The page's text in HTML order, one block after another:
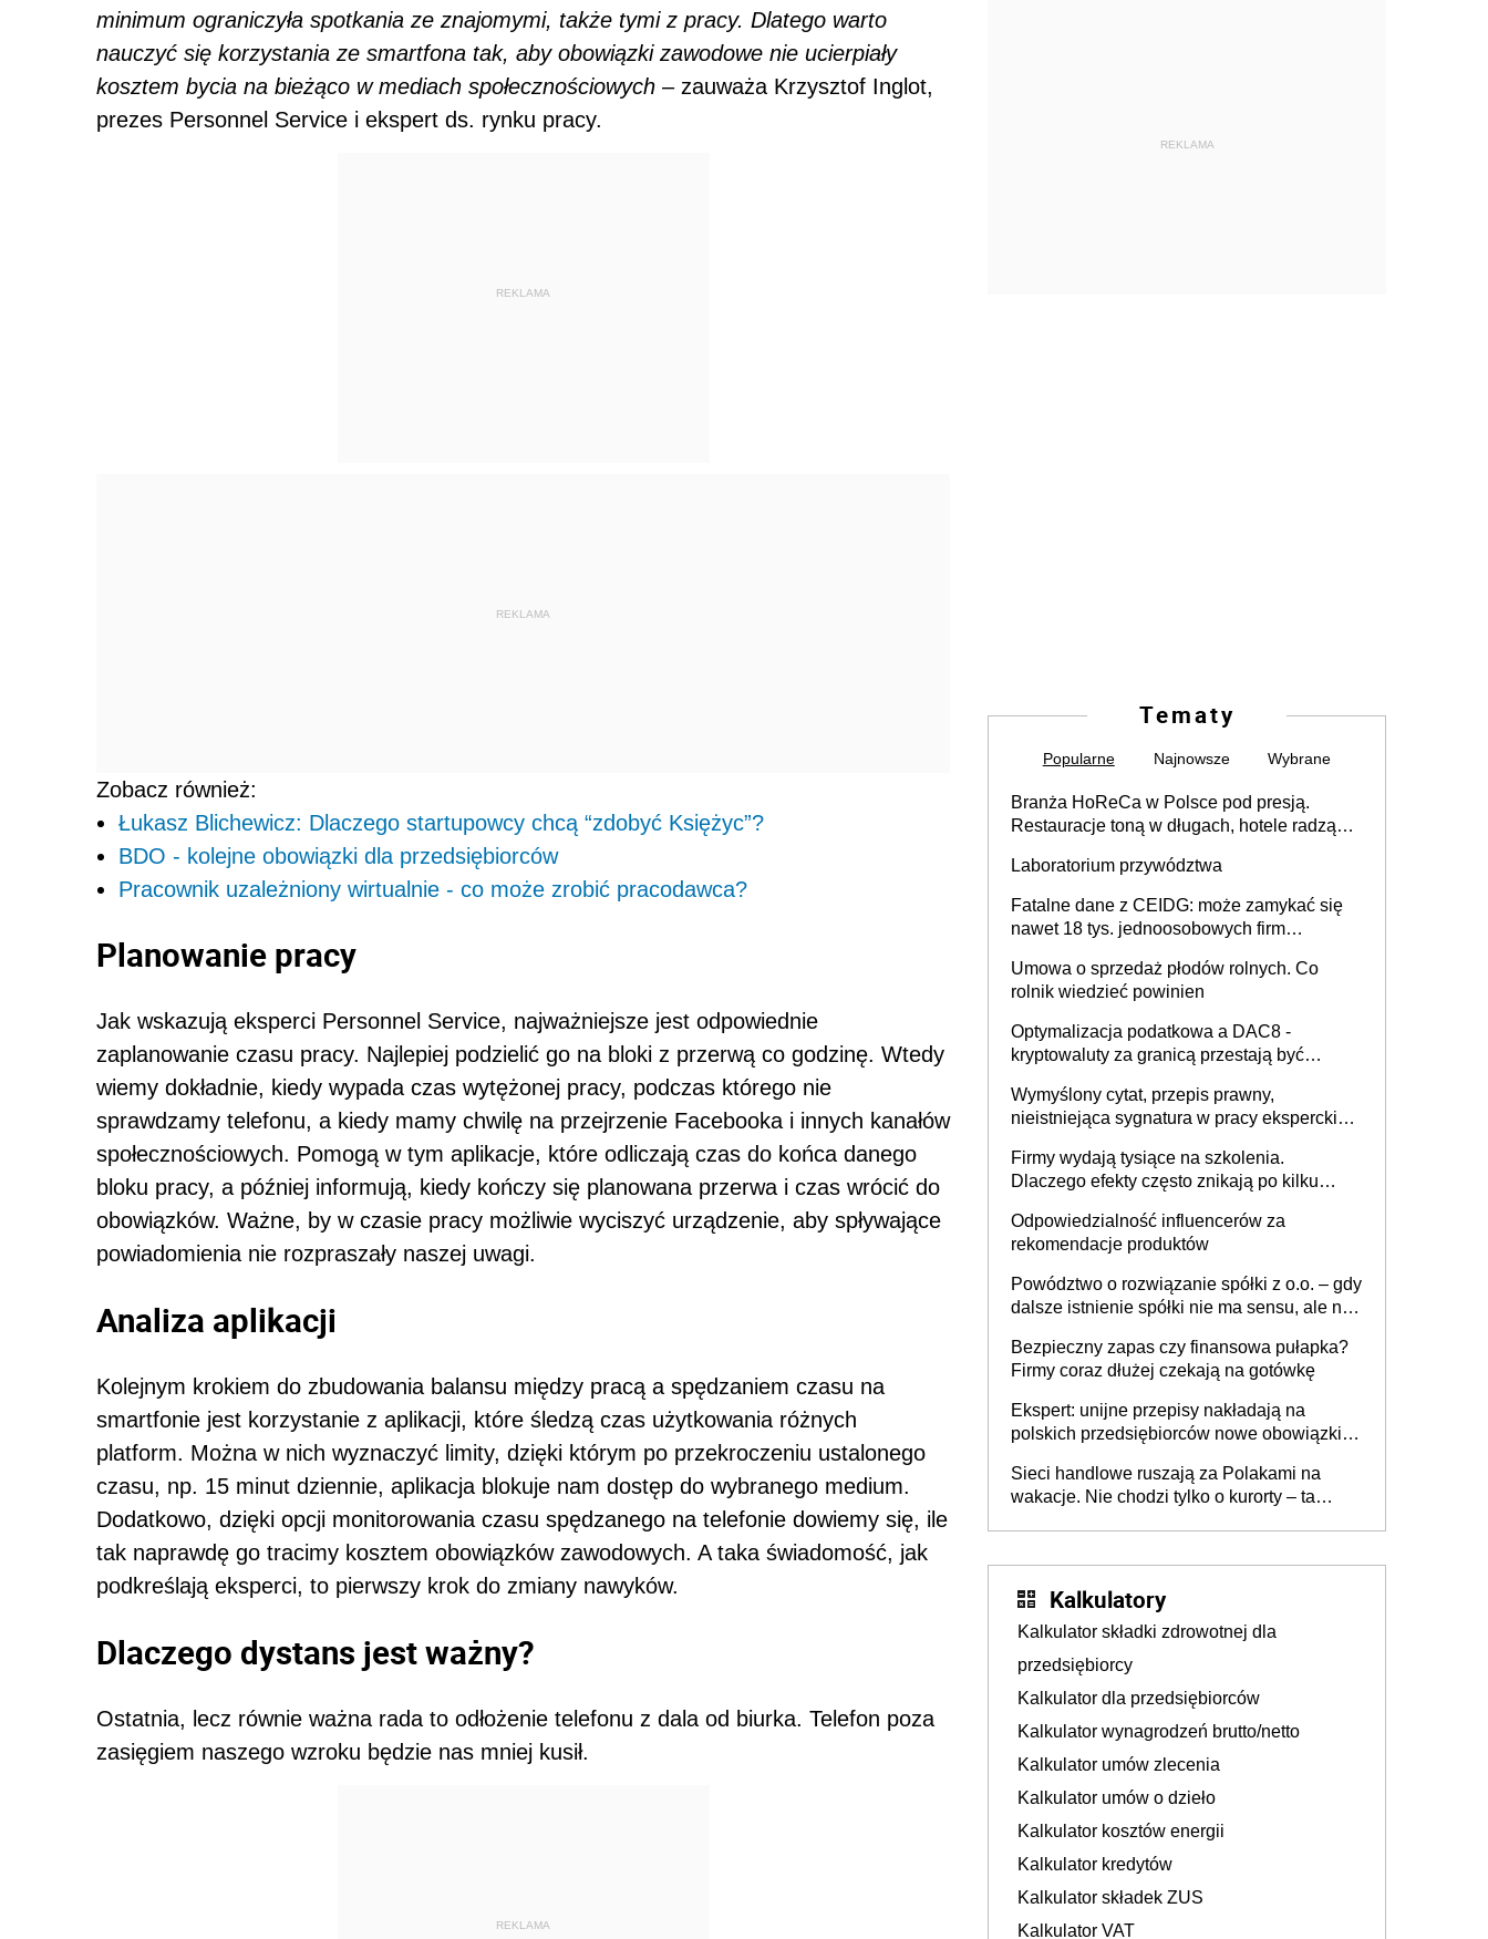
minimum ograniczyła spotkania ze znajomymi, także tymi z pracy. Dlatego warto
nauczyć się korzystania ze smartfona tak, aby obowiązki zawodowe nie ucierpiały
kosztem bycia na bieżąco w mediach społecznościowych – zauważa Krzysztof Inglot,
prezes Personnel Service i ekspert ds. rynku pracy.
REKLAMA
REKLAMA
Zobacz również:
Łukasz Blichewicz: Dlaczego startupowcy chcą “zdobyć Księżyc”?
BDO - kolejne obowiązki dla przedsiębiorców
Pracownik uzależniony wirtualnie - co może zrobić pracodawca?
Planowanie pracy
Jak wskazują eksperci Personnel Service, najważniejsze jest odpowiednie
zaplanowanie czasu pracy. Najlepiej podzielić go na bloki z przerwą co godzinę. Wtedy
wiemy dokładnie, kiedy wypada czas wytężonej pracy, podczas którego nie
sprawdzamy telefonu, a kiedy mamy chwilę na przejrzenie Facebooka i innych kanałów
społecznościowych. Pomogą w tym aplikacje, które odliczają czas do końca danego
bloku pracy, a później informują, kiedy kończy się planowana przerwa i czas wrócić do
obowiązków. Ważne, by w czasie pracy możliwie wyciszyć urządzenie, aby spływające
powiadomienia nie rozpraszały naszej uwagi.
Analiza aplikacji
Kolejnym krokiem do zbudowania balansu między pracą a spędzaniem czasu na
smartfonie jest korzystanie z aplikacji, które śledzą czas użytkowania różnych
platform. Można w nich wyznaczyć limity, dzięki którym po przekroczeniu ustalonego
czasu, np. 15 minut dziennie, aplikacja blokuje nam dostęp do wybranego medium.
Dodatkowo, dzięki opcji monitorowania czasu spędzanego na telefonie dowiemy się, ile
tak naprawdę go tracimy kosztem obowiązków zawodowych. A taka świadomość, jak
podkreślają eksperci, to pierwszy krok do zmiany nawyków.
Dlaczego dystans jest ważny?
Ostatnia, lecz równie ważna rada to odłożenie telefonu z dala od biurka. Telefon poza
zasięgiem naszego wzroku będzie nas mniej kusił.
REKLAMA
REKLAMA
Tematy
Popularne Najnowsze Wybrane
Branża HoReCa w Polsce pod presją.
Restauracje toną w długach, hotele radzą
Laboratorium przywództwa
Fatalne dane z CEIDG: może zamykać się
nawet 18 tys. jednoosobowych firm
Umowa o sprzedaż płodów rolnych. Co
rolnik wiedzieć powinien
Optymalizacja podatkowa a DAC8 -
kryptowaluty za granicą przestają być
Wymyślony cytat, przepis prawny,
nieistniejąca sygnatura w pracy eksperckiej -
firmie
Firmy wydają tysiące na szkolenia.
Dlaczego efekty często znikają po kilku
Odpowiedzialność influencerów za
rekomendacje produktów
Powództwo o rozwiązanie spółki z o.o. – gdy
dalsze istnienie spółki nie ma sensu, ale nie
Bezpieczny zapas czy finansowa pułapka?
Firmy coraz dłużej czekają na gotówkę
Ekspert: unijne przepisy nakładają na
polskich przedsiębiorców nowe obowiązki w
Sieci handlowe ruszają za Polakami na
wakacje. Nie chodzi tylko o kurorty – ta
Kalkulatory
Kalkulator składki zdrowotnej dla
przedsiębiorcy
Kalkulator dla przedsiębiorców
Kalkulator wynagrodzeń brutto/netto
Kalkulator umów zlecenia
Kalkulator umów o dzieło
Kalkulator kosztów energii
Kalkulator kredytów
Kalkulator składek ZUS
Kalkulator VAT